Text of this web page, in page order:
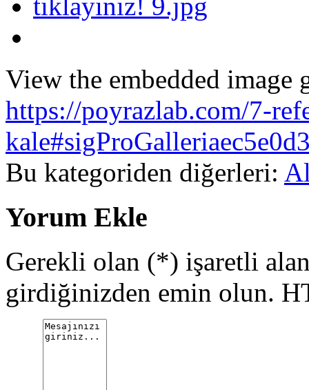
View the embedded image
https://poyrazlab.com/7-
Bu kategoriden diğerleri:
Yorum Ekle
Gerekli olan (*) işaretli
girdiğinizden emin olun.